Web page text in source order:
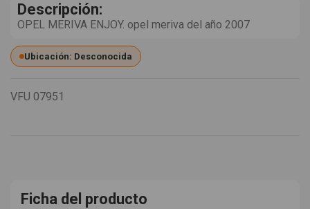
Descripción:
OPEL MERIVA ENJOY. opel meriva del año 2007
Ubicación: Desconocida
VFU 07951
Ficha del producto